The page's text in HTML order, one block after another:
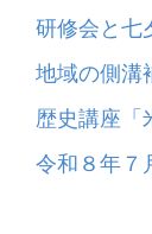
研修会と七
地域の側溝
歴史講座「
令和８年